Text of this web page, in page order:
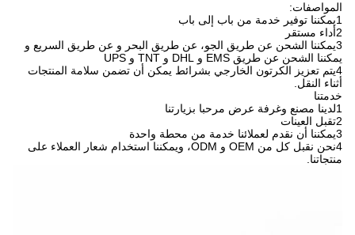
المواصفات:
1يمكننا توفير خدمة من باب إلى باب
2أداء مستقر
3يمكننا الشحن عن طريق الجو، عن طريق البحر و عن طريق السريع و
يمكننا الشحن عن طريق EMS و DHL و TNT و UPS
4يتم تعزيز الكرتون الخارجي بشرائط يمكن أن تضمن سلامة المنتجات
أثناء النقل.
خدمتنا
1لدينا مصنع وغرفة عرض مرحبا بزيارتنا
2تقبل العينات
3يمكننا أن نقدم لعملائنا خدمة من محطة واحدة
4نحن نقبل كل من OEM و ODM، ويمكننا استخدام شعار العملاء على
منتجاتنا.